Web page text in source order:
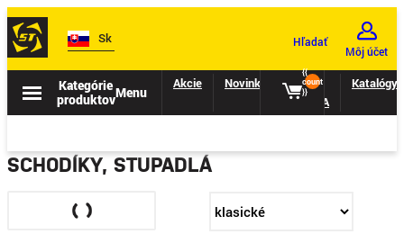
Sk Hľadať
Môj účet
{{
count
}}
Kategórie
produktovMenu
Akcie Novinky
II.
TRIEDA
Katalógy
SCHODÍKY, STUPADLÁ